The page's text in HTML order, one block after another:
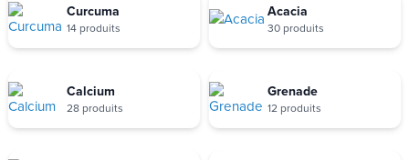
Curcuma
14 produits
Acacia
30 produits
Calcium
28 produits
Grenade
12 produits